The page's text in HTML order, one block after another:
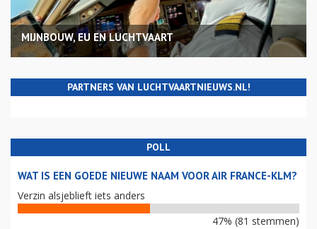
MIJNBOUW, EU EN LUCHTVAART
PARTNERS VAN LUCHTVAARTNIEUWS.NL!
POLL
WAT IS EEN GOEDE NIEUWE NAAM VOOR AIR FRANCE-KLM?
Verzin alsjeblieft iets anders
47% (81 stemmen)